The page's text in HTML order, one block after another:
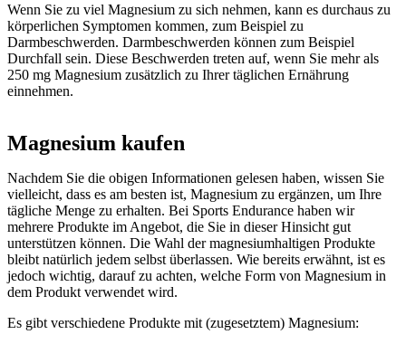
Wenn Sie zu viel Magnesium zu sich nehmen, kann es durchaus zu
körperlichen Symptomen kommen, zum Beispiel zu
Darmbeschwerden. Darmbeschwerden können zum Beispiel
Durchfall sein. Diese Beschwerden treten auf, wenn Sie mehr als
250 mg Magnesium zusätzlich zu Ihrer täglichen Ernährung
einnehmen.
Magnesium kaufen
Nachdem Sie die obigen Informationen gelesen haben, wissen Sie
vielleicht, dass es am besten ist, Magnesium zu ergänzen, um Ihre
tägliche Menge zu erhalten. Bei Sports Endurance haben wir
mehrere Produkte im Angebot, die Sie in dieser Hinsicht gut
unterstützen können. Die Wahl der magnesiumhaltigen Produkte
bleibt natürlich jedem selbst überlassen. Wie bereits erwähnt, ist es
jedoch wichtig, darauf zu achten, welche Form von Magnesium in
dem Produkt verwendet wird.
Es gibt verschiedene Produkte mit (zugesetztem) Magnesium: